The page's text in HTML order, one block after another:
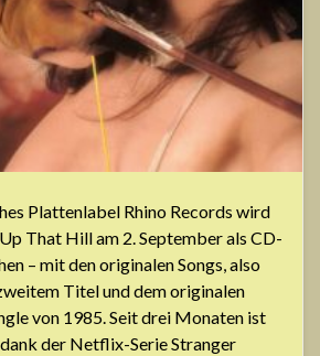
Plattenlabel Rhino Records wird
That Hill am 2. September als CD-
– mit den originalen Songs, also
Titel und dem originalen
von 1985. Seit drei Monaten ist
der Netflix-Serie Stranger